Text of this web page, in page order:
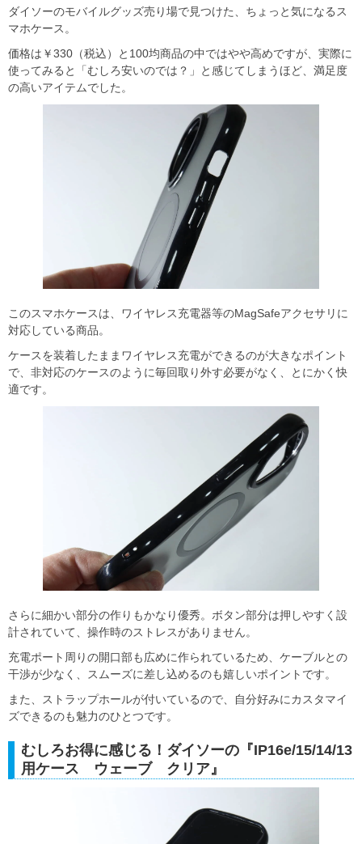
ダイソーのモバイルグッズ売り場で見つけた、ちょっと気になるス
マホケース。
価格は￥330（税込）と100均商品の中ではやや高めですが、実際に
使ってみると「むしろ安いのでは？」と感じてしまうほど、満足度
の高いアイテムでした。
このスマホケースは、ワイヤレス充電器等のMagSafeアクセサリに
対応している商品。
ケースを装着したままワイヤレス充電ができるのが大きなポイント
で、非対応のケースのように毎回取り外す必要がなく、とにかく快
適です。
さらに細かい部分の作りもかなり優秀。ボタン部分は押しやすく設
計されていて、操作時のストレスがありません。
充電ポート周りの開口部も広めに作られているため、ケーブルとの
干渉が少なく、スムーズに差し込めるのも嬉しいポイントです。
また、ストラップホールが付いているので、自分好みにカスタマイ
ズできるのも魅力のひとつです。
むしろお得に感じる！ダイソーの『IP16e/15/14/13
用ケース ウェーブ クリア』